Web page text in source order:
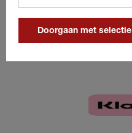
Doorgaan met selectie